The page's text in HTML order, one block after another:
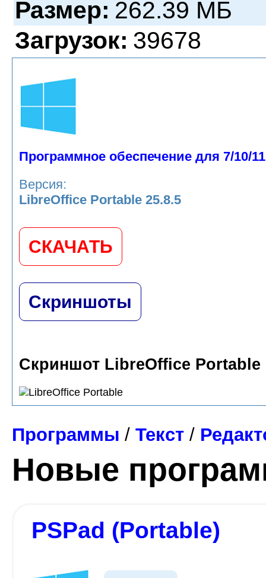
Размер: 262.39 МБ
Загрузок: 39678
Программное обеспечение для 7/10/11
Версия:
LibreOffice Portable 25.8.5
СКАЧАТЬ
Скриншоты
Скриншот LibreOffice Portable
Программы / Текст /
Новые
PSPad (Portable)